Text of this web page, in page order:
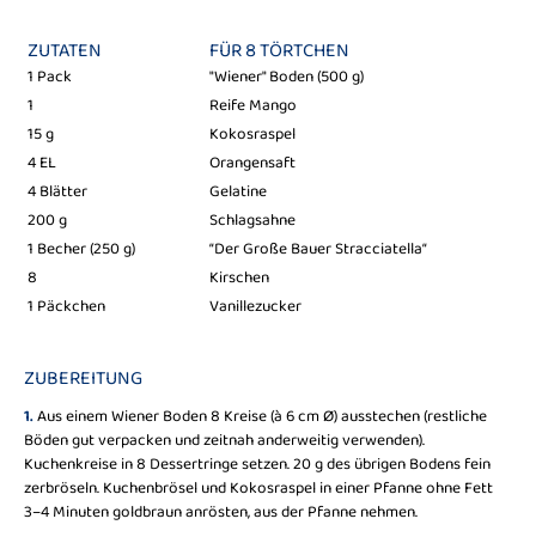
ZUTATEN FÜR 8 TÖRTCHEN
1 Pack
"Wiener" Boden (500 g)
1
Reife Mango
15 g
Kokosraspel
4 EL
Orangensaft
4 Blätter
Gelatine
200 g
Schlagsahne
1 Becher (250 g)
“Der Große Bauer Stracciatella“
8
Kirschen
1 Päckchen
Vanillezucker
ZUBEREITUNG
1.Aus einem Wiener Boden 8 Kreise (à 6 cm Ø) ausstechen (restliche
Böden gut verpacken und zeitnah anderweitig verwenden).
Kuchenkreise in 8 Dessertringe setzen. 20 g des übrigen Bodens fein
zerbröseln. Kuchenbrösel und Kokosraspel in einer Pfanne ohne Fett
3–4 Minuten goldbraun anrösten, aus der Pfanne nehmen.